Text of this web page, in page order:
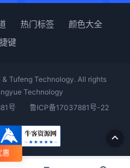
热门标签
颜色大全
键
Tufeng Technology. All rights
Technology
号 鲁ICP备17037881号-22
惠